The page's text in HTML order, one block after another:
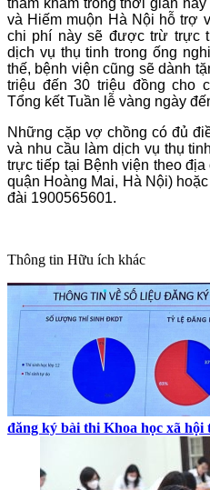
và Hiếm muộn Hà Nội hỗ trợ
chi phí này sẽ được trừ trực
dịch vụ thụ tinh trong ống
thế, bệnh viện cũng sẽ dành
triệu đến 30 triệu đồng cho
Tổng kết Tuần lễ vàng ngày
Những cặp vợ chồng có đủ
và nhu cầu làm dịch vụ thụ
trực tiếp tại Bệnh viện theo địa
quận Hoàng Mai, Hà Nội)
đài 1900565601.
Thông tin Hữu ích khác
đăng ký bài thi Khoa học xã